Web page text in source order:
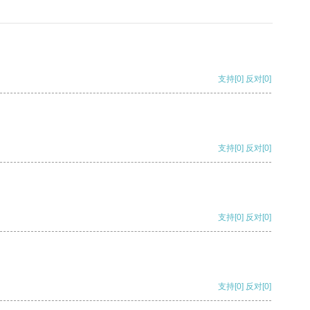
支持[0] 反对[0]
支持[0] 反对[0]
支持[0] 反对[0]
支持[0] 反对[0]